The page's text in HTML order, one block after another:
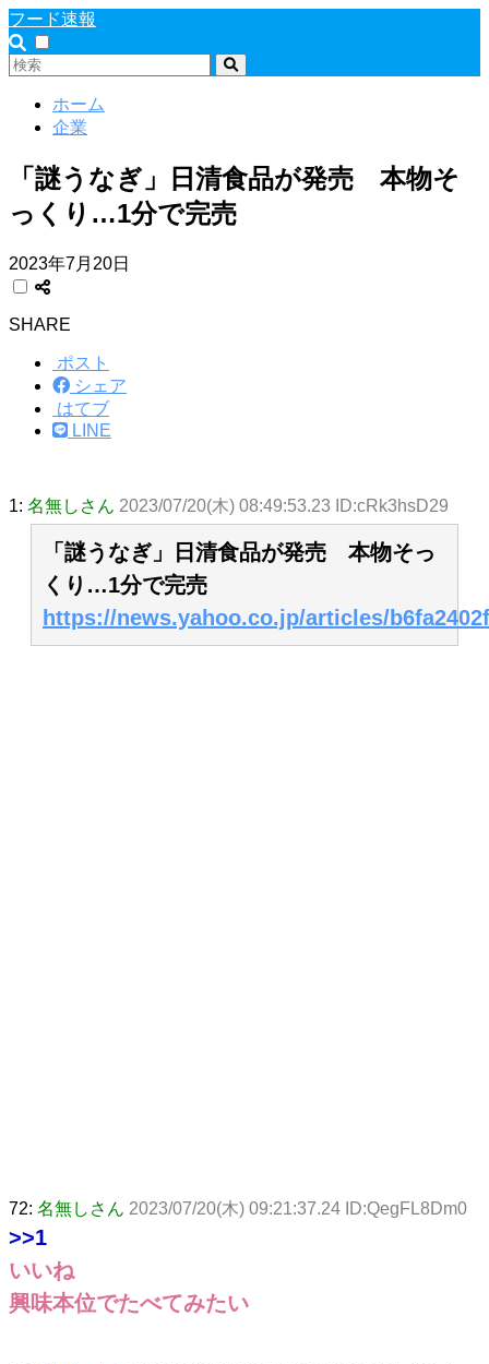
フード速報
ホーム
企業
「謎うなぎ」日清食品が発売 本物そ
っくり…1分で完売
2023年7月20日
SHARE
ポスト
シェア
はてブ
LINE
1: 名無しさん 2023/07/20(木) 08:49:53.23 ID:cRk3hsD29
「謎うなぎ」日清食品が発売 本物そっ
くり…1分で完売
https://news.yahoo.co.jp/articles/
72: 名無しさん 2023/07/20(木) 09:21:37.24 ID:QegFL8Dm0
>>1
いいね
興味本位でたべてみたい